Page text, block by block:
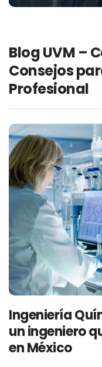
Blog UVM –
Consejos
Profesional
Ingeniería
un ingeniero
en México